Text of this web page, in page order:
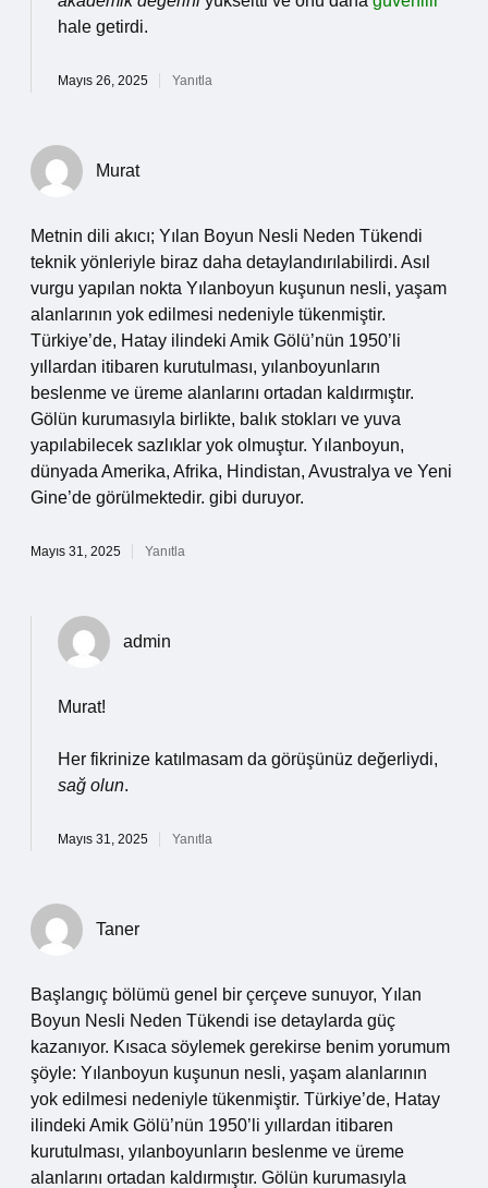
hale getirdi.
Mayıs 26, 2025 Yanıtla
Murat
Metnin dili akıcı; Yılan Boyun Nesli Neden Tükendi
teknik yönleriyle biraz daha detaylandırılabilirdi. Asıl
vurgu yapılan nokta Yılanboyun kuşunun nesli, yaşam
alanlarının yok edilmesi nedeniyle tükenmiştir.
Türkiye’de, Hatay ilindeki Amik Gölü’nün 1950’li
yıllardan itibaren kurutulması, yılanboyunların
beslenme ve üreme alanlarını ortadan kaldırmıştır.
Gölün kurumasıyla birlikte, balık stokları ve yuva
yapılabilecek sazlıklar yok olmuştur. Yılanboyun,
dünyada Amerika, Afrika, Hindistan, Avustralya ve Yeni
Gine’de görülmektedir. gibi duruyor.
Mayıs 31, 2025 Yanıtla
admin
Murat!
Her fikrinize katılmasam da görüşünüz değerliydi,
sağ olun.
Mayıs 31, 2025 Yanıtla
Taner
Başlangıç bölümü genel bir çerçeve sunuyor, Yılan
Boyun Nesli Neden Tükendi ise detaylarda güç
kazanıyor. Kısaca söylemek gerekirse benim yorumum
şöyle: Yılanboyun kuşunun nesli, yaşam alanlarının
yok edilmesi nedeniyle tükenmiştir. Türkiye’de, Hatay
ilindeki Amik Gölü’nün 1950’li yıllardan itibaren
kurutulması, yılanboyunların beslenme ve üreme
alanlarını ortadan kaldırmıştır. Gölün kurumasıyla